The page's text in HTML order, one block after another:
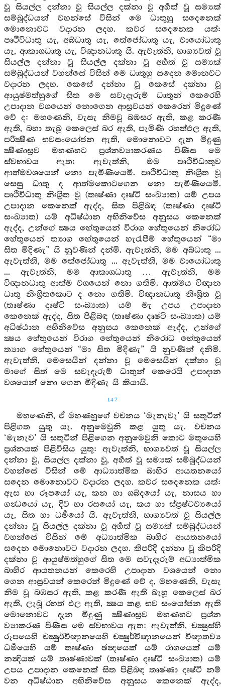
වූ සියල්ල දන්නා වූ සියල්ල දක්නා වූ අර්‍හත් වූ සම්‍යක්
සම්බුද්ධයන් වහන්සේ විසින් මෙ ධාතුහු සදෙනෙක්
මොනොවට වදාරන ලදහ. කවර සදෙනෙක යත්:
පෘථිවිධාතු යැ, අබ්ධාතු යැ, තේජෝධාතු යැ, වායෝධාතු
යැ, ආකාශධාතු යැ, විඥානධාතු යි. ඇවැත්නි, භාග්‍යවත් වූ
සියල්ල දන්නා වූ සියල්ල දක්නා වූ අර්‍හත් වූ සම්‍යක්
සම්බුද්ධයන් වහන්සේ විසින් මෙ ධාතුහු සදෙන මොනවට
වදාරන ලදහ. කෙසේ දන්නා වූ කෙසේ දක්නා වූ
ආයුෂ්මත්හුගේ සිත මෙ සවැදෑරුම් ධාතුන් කෙරෙහි
උපාදාන වශයෙන් නොගෙන ආස්‍රවයන් කෙරෙන් මිදුණේ
වේ ද: මහණෙනි, වැසැ නිමවූ බඹසර ඇති, කළ කරණී
ඇති, බහා තැබූ කෙලෙස් බර ඇති, පැමිණි රහත්ඵල ඇති,
පරික්‍ෂීණ භවසංයෝජන ඇති, මොනොවට දැන මිදුණු
ක්‍ෂීණාස්‍රව මහණහට ප්‍රශ්නව්‍යාකරණය පිණිස මෙ
ස්වභාවය ඇත: ඇවැත්නි, මම පෘථිවිධාතුව
ආත්මවශයෙන් නො පැමිණියෙමි. පෘථිවිධාතු නිඃශ්‍රිත වූ
සෙසු ධාතු ද ආත්මකොටගෙන නො පැමිණියෙමි.
පෘථිවිධාතු නිඃශ්‍රිත වූ (තෘෂ්ණා දෘෂ්ටි සංඛ්‍යාත) යම් උපය
උපාදාන කෙනෙක් ඇද්ද, සිත පිළිබඳ (තෘෂ්ණා දෘෂ්ටි
සංඛ්‍යාත) යම් අධිෂ්ඨාන අභිනිවේස අනුසය කෙනෙක්
ඇද්ද, උන්ගේ ක්‍ෂය හේතුයෙන් විරාග හේතුයෙන් නිරෝධ
හේතුයෙන් ත්‍යාග හේතුයෙන් හැරැපීම් හේතුයෙන් “මා
සිත මිදිණැ” යි නුවණින් දන්මි. ඇවැත්නි, මම අබ්ධාතු ...
ඇවැත්නි, මම තේජෝධාතු ... ඇවැත්නි, මම වායෝධාතු
... ඇවැත්නි, මම ආකාශධාතු … ඇවැත්නි, මම
විඥානධාතු ආත්ම වශයෙන් නො ගතිමි. ආත්මය විඥාන
ධාතු නිඃශ්‍රිතකොට ද නො ගතිමි. විඥානධාතු නිඃශ්‍රිත වූ
(තෘෂ්ණා දෘෂ්ටි සංඛ්‍යාත) යම් මැ උපය උපාදාන
කෙනෙක් ඇද්ද, සිත පිළිබඳ (තෘෂ්ණා දෘෂ්ටි සංඛ්‍යාත) යම්
අධිෂ්ඨාන අභිනිවේස අනුසය කෙනෙක් ඇද්ද, උන්ගේ
ක්‍ෂය හේතුයෙන් විරාග හේතුයෙන් නිරෝධ හේතුයෙන්
ත්‍යාග හේතුයෙන් “මා සිත මිදිණැ” යි නුවණින් දනිමි.
ඇවැත්නි, මෙසෙයින් දන්නා වූ මෙසෙයින් දක්නා වූ
මාගේ සිත් මෙ සවැදෑරුම් ධාතුන් කෙරෙයි උපාදාන
වශයෙන් නො ගෙන මිදිණැ යි කියායි.
147
මහණෙනි, ඒ මහණහුගේ වචනය ‘මැනැවැ’ යි සතුටින්
පිළිගත යුතු යැ. අනුමෙවුනි කළ යුතු යැ. වචනය
‘මැනැව’ යි සතුටින් පිළිගෙන අනුමෙවුනි කොට මතුයෙහි
ප්‍රශ්නයක් පිළිවිසිය යුතු: ඇවැත්නි, භාග්‍යවත් වූ සියල්ල
දන්නා වූ, සියල්ල දක්නා වූ, අර්‍හත් වූ සම්‍යක් සම්බුද්ධයන්
වහන්සේ විසින් මේ ආධ්‍යාත්මික බාහිර ආයතනයෝ
සදෙන මොනොවට වදාරන ලදහ. කවර සදෙනෙක යත්:
ඇස හා රූපයෝ යැ, කන හා ශබ්දයෝ යැ, නාසය හා
ගන්‍ධයෝ යැ, දිව හා රසයෝ යැ, කය හා ස්ප්‍රෂ්ටව්‍යයෝ
යැ, සිත හා ධර්‍මයෝ යි. ඇවැත්නි, භාග්‍යවත් වූ සියල්ල
දන්නා වූ සියල්ල දක්නා වූ අර්‍හත් වූ සම්‍යක් සම්බුද්ධයන්
වහන්සේ විසින් මේ අධ්‍යාත්මික බාහිර ආයතනයෝ
සදෙන මොනොවට වදාරන ලදහ. කිපරිදි දන්නා වූ කිපරිදි
දක්නා වූ ආයුෂ්මත්හුගේ සිත මෙ සවැදෑරුම් අධ්‍යාත්මික
බාහිර ආයතනයන් කෙරෙහි උපාදාන වශයෙන් නො
ගෙන ආස්‍රවයන් කෙරෙන් මිදුණේ වේ ද, මහණෙනි, වැසැ
නිම වූ බඹසර ඇති, කළ කරණී ඇති බැහූ කෙලෙස් බර
ඇති, ලැබූ රහත් ඵල ඇති, ක්‍ෂය කළ භව සංයෝජන ඇති
මොනොවට දැන මිදුණු ක්‍ෂීණාස්‍රව මහණහට ප්‍රශ්න
ව්‍යාකරණ පිණිස මෙ ස්වභාවය ඇත: ඇවැත්නි, චක්‍ෂුස්හි
රූපයෙහි චක්‍ෂුර්විඥානයෙහි චක්‍ෂුර්විඥානයෙන් විඥාතව්‍ය
ධර්‍මයෙහි යම් තෘෂ්ණා ඡන්‍දයෙක් යම් රාගයෙක් යම්
නන්‍දියක් යම් තෘෂ්ණාවක් (තෘෂ්ණා දෘෂ්ටි සංඛ්‍යාත) යම්
උපය උපාදාන කෙනෙක් සිත පිළිබඳ තෘෂ්ණා දෘෂ්ටි නම්
වන අධිෂ්ඨාන අභිනිවේස අනුසය කෙනෙක් ඇද්ද,